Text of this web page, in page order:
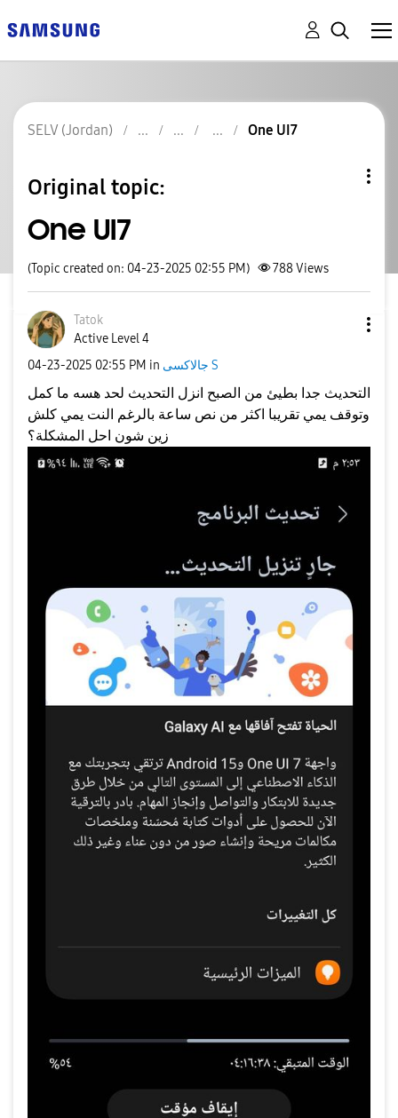
SELV (Jordan) One UI7
Original topic:
One UI7
(Topic created on: 04-23-2025 02:55 PM) 788Views
Tatok
Active Level 4
‎04-23-2025 02:55 PM in جالاكسى S
التحديث جدا بطيئ من الصبح انزل التحديث لحد هسه ما كمل
وتوقف يمي تقريبا اكثر من نص ساعة بالرغم النت يمي كلش
زين شون احل المشكلة؟